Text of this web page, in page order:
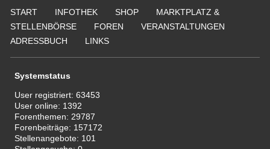
START INFOTHEK SHOP
MARKTPLATZ &
STELLENBÖRSE
FOREN
VERANSTALTUNGEN
ADRESSBUCH
LINKS
Systemstatus
User registriert:63453
User online: 1392
Forenthemen: 29787
Forenbeiträge: 157172
Stellenangebote: 101